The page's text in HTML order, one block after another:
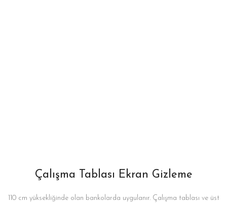
Çalışma Tablası Ekran Gizleme
110 cm yüksekliğinde olan bankolarda uygulanır. Çalışma tablası ve üst